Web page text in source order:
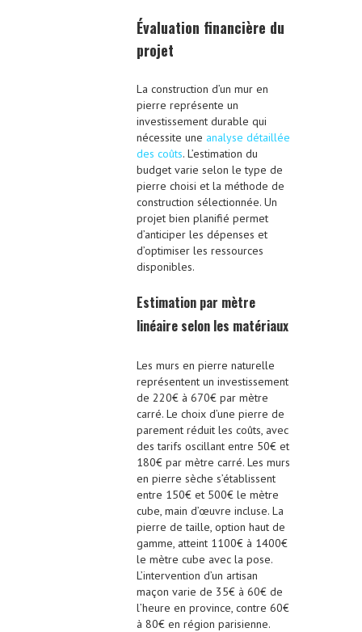
Évaluation financière du
projet
La construction d’un mur en
pierre représente un
investissement durable qui
nécessite une analyse détaillée
des coûts. L’estimation du
budget varie selon le type de
pierre choisi et la méthode de
construction sélectionnée. Un
projet bien planifié permet
d’anticiper les dépenses et
d’optimiser les ressources
disponibles.
Estimation par mètre
linéaire selon les matériaux
Les murs en pierre naturelle
représentent un investissement
de 220€ à 670€ par mètre
carré. Le choix d’une pierre de
parement réduit les coûts, avec
des tarifs oscillant entre 50€ et
180€ par mètre carré. Les murs
en pierre sèche s’établissent
entre 150€ et 500€ le mètre
cube, main d’œuvre incluse. La
pierre de taille, option haut de
gamme, atteint 1100€ à 1400€
le mètre cube avec la pose.
L’intervention d’un artisan
maçon varie de 35€ à 60€ de
l’heure en province, contre 60€
à 80€ en région parisienne.